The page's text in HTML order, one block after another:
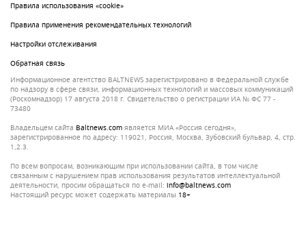
Правила использования «cookie»
Правила применения рекомендательных технологий
Настройки отслеживания
Обратная связь
Информационное агентство BALTNEWS зарегистрировано в Федеральной службе
по надзору в сфере связи, информационных технологий и массовых коммуникаций
(Роскомнадзор) 17 августа 2018 г. Свидетельство о регистрации ИА № ФС 77 -
73480
Владельцем сайта
baltnews.com является МИА «Россия сегодня»,
зарегистрированное по адресу: 119021, Россия, Москва, Зубовский бульвар, 4, стр.
1,2.3.
По всем вопросам, возникающим при использовании сайта, в том числе
связанным с нарушением прав использования результатов интеллектуальной
деятельности, просим обращаться по e-mail: info@baltnews.com
Настоящий ресурс может содержать материалы 18+